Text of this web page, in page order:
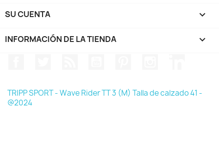
SU CUENTA 
INFORMACIÓN DE LA TIENDA keyboard_arrow_down
TRIPP SPORT - Wave Rider TT 3 (M) Talla de calzado 41 -
@2024